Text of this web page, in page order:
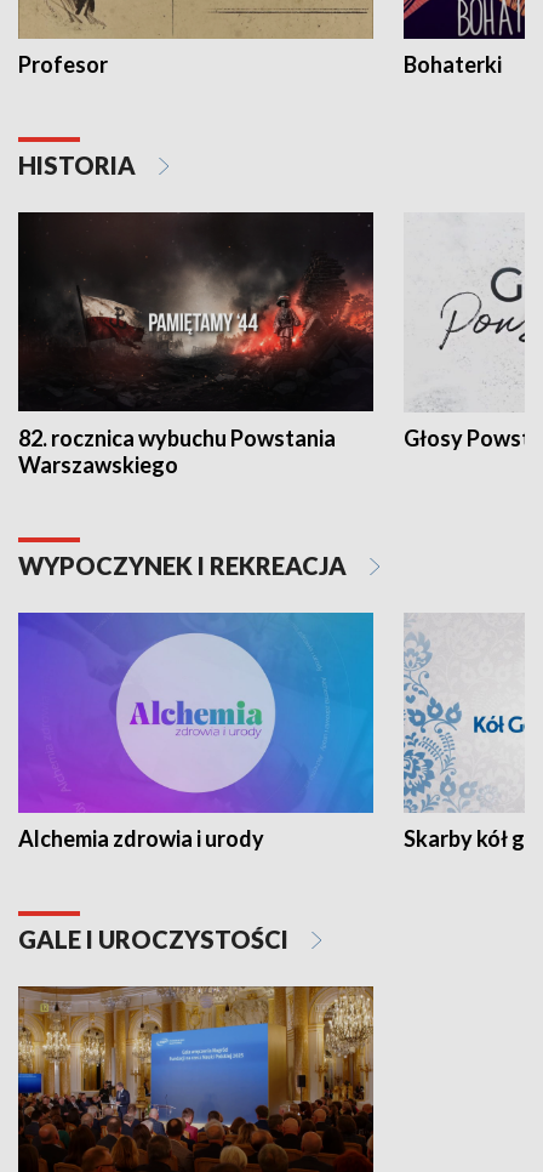
Profesor Bohaterki
HISTORIA
82. rocznica wybuchu Powstania
Warszawskiego
Głosy
WYPOCZYNEK I REKREACJA
Alchemia zdrowia i urody Skarby kół
GALE I UROCZYSTOŚCI